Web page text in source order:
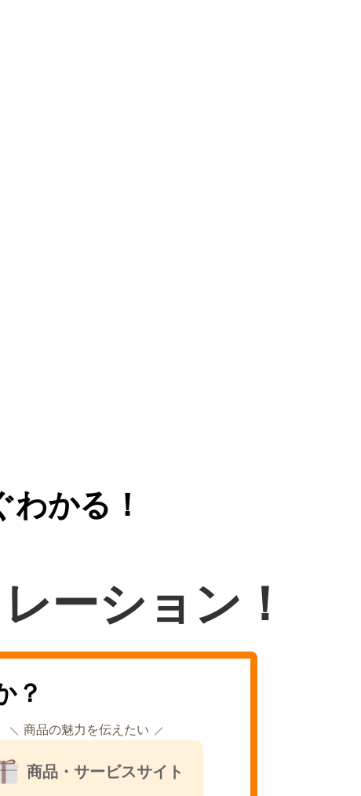
かる！
ーション！
？
商品の魅力を伝えたい
商品・サービスサイト